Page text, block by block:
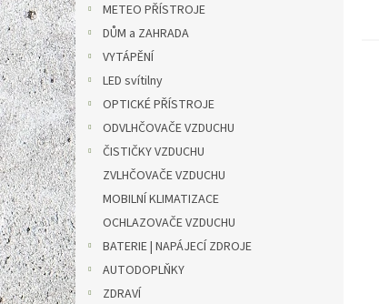
METEO PŘÍSTROJE
DŮM a ZAHRADA
VYTÁPĚNÍ
LED svítilny
OPTICKÉ PŘÍSTROJE
ODVLHČOVAČE VZDUCHU
ČISTIČKY VZDUCHU
ZVLHČOVAČE VZDUCHU
MOBILNÍ KLIMATIZACE
OCHLAZOVAČE VZDUCHU
BATERIE | NAPÁJECÍ ZDROJE
AUTODOPLŇKY
ZDRAVÍ